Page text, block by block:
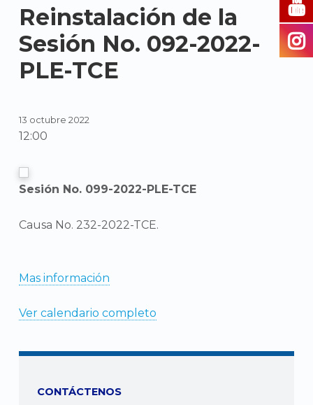
Reinstalación de la
Sesión No. 092-2022-
PLE-TCE
13 octubre 2022
12:00
Sesión No. 099-2022-PLE-TCE
Causa No. 232-2022-TCE.
Mas información
Ver calendario completo
CONTÁCTENOS